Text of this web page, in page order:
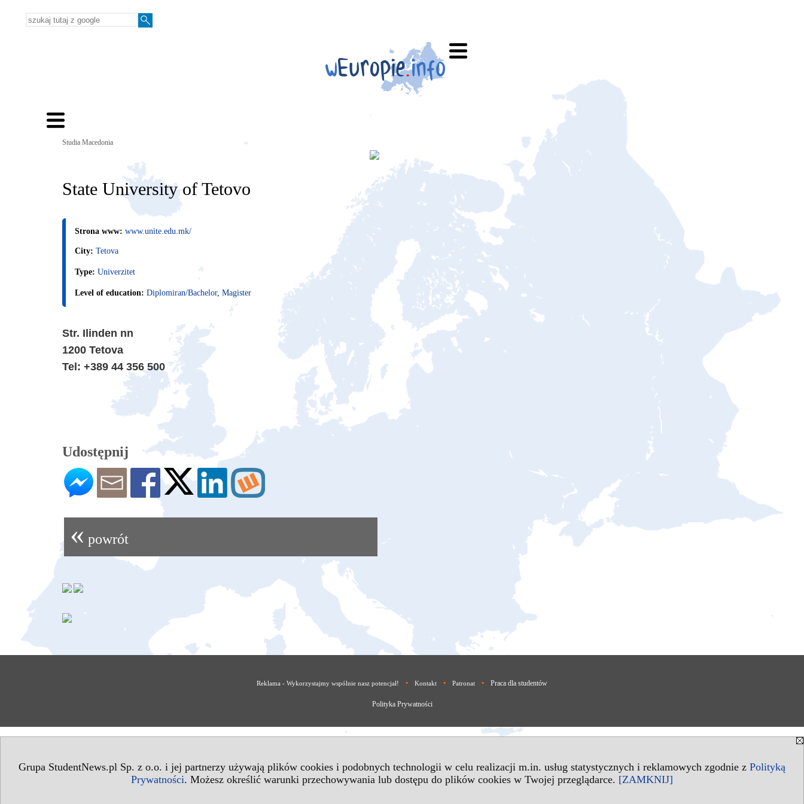
Grupa StudentNews.pl Sp. z o.o. i jej partnerzy używają plików cookies i podobnych technologii w celu realizacji m.in. usług statystycznych i reklamowych zgodnie z Polityką
Prywatności. Możesz określić warunki przechowywania lub dostępu do plików cookies w Twojej przeglądarce. [ZAMKNIJ]
Studia Macedonia
State University of Tetovo
Strona www: www.unite.edu.mk/
City: Tetova
Type: Univerzitet
Level of education: Diplomiran/Bachelor, Magister
Str. Ilinden nn
1200 Tetova
Tel: +389 44 356 500
Udostępnij
« powrót
Reklama - Wykorzystajmy wspólnie nasz potencjał! • Kontakt • Patronat • Praca dla studentów
Polityka Prywatności